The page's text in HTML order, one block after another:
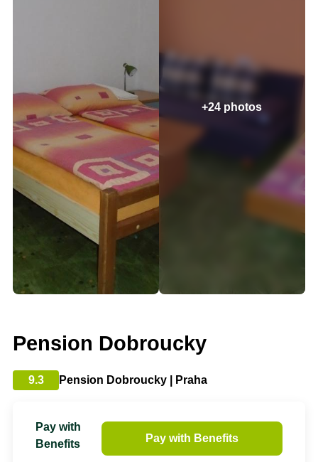
+24 photos
Pension Dobroucky
9.3 Pension Dobroucky | Praha
Pay with
Benefits
Pay with Benefits